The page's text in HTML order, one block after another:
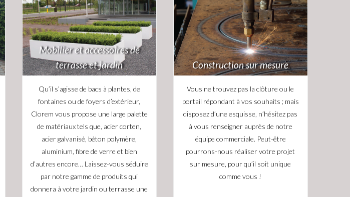
Mobilier et accessoires de
terrasse et jardin
Qu’il s’agisse de bacs à plantes, de
fontaines ou de foyers d’extérieur,
Clorem vous propose une large palette
de matériaux tels que, acier corten,
acier galvanisé, béton polymère,
aluminium, fibre de verre et bien
d’autres encore… Laissez-vous séduire
par notre gamme de produits qui
donnera à votre jardin ou terrasse une
Construction sur mesure
Vous ne trouvez pas la clôture ou le
portail répondant à vos souhaits ; mais
disposez d’une esquisse, n’hésitez pas
à vous renseigner auprès de notre
équipe commerciale. Peut-être
pourrons-nous réaliser votre projet
sur mesure, pour qu’il soit unique
comme vous !